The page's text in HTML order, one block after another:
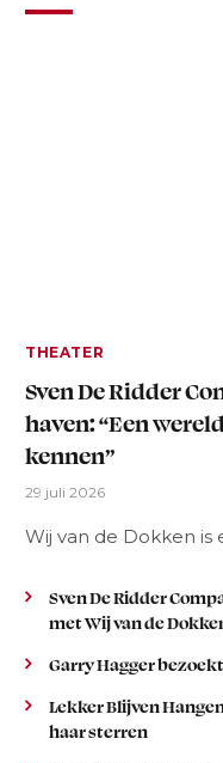
THEATER
Sven De Ridder
haven: “Een
kennen”
29 juli 2026
Wij van de Dokken is
Sven De Ridder
met Wij van de
Garry Hagger
Lekker Blijven
haar sterren